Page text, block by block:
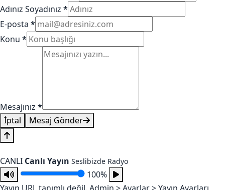
Adınız Soyadınız *
E-posta *
Konu *
Mesajınız *
İptal
Mesaj Gönder
CANLI Canlı Yayın Seslibizde Radyo
100%